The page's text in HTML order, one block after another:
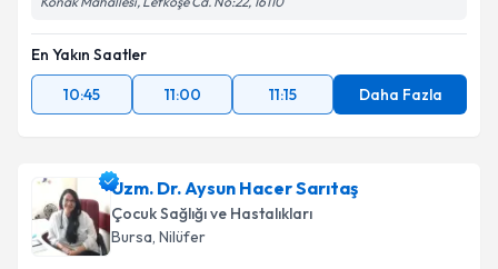
En Yakın Saatler
10:45
11:00 11:15 Daha Fazla
Uzm. Dr. Aysun Hacer Sarıtaş
Çocuk Sağlığı ve Hastalıkları
Bursa, Nilüfer